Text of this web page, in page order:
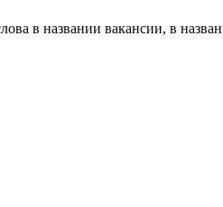
в названии вакансии, в